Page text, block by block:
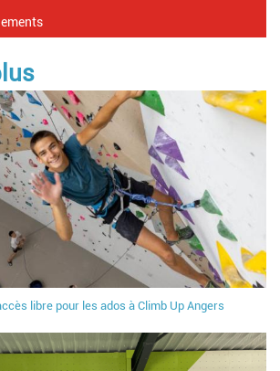
libre pour les ados à Climb Up Angers